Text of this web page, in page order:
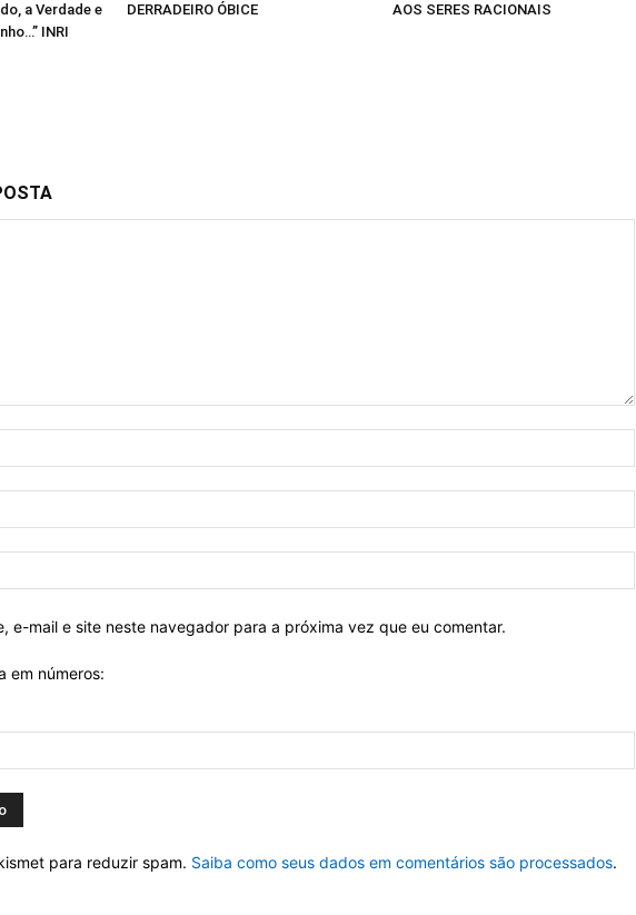
a Verdade e
INRI
DERRADEIRO ÓBICE AOS SERES RACIONAIS
e-mail e site neste navegador para a próxima vez que eu comentar.
em números:
para reduzir spam. Saiba como seus dados em comentários são processados.